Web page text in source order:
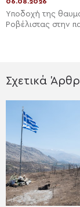
Yποδοχή της
Ροβέλιστας στην
Σχετικά